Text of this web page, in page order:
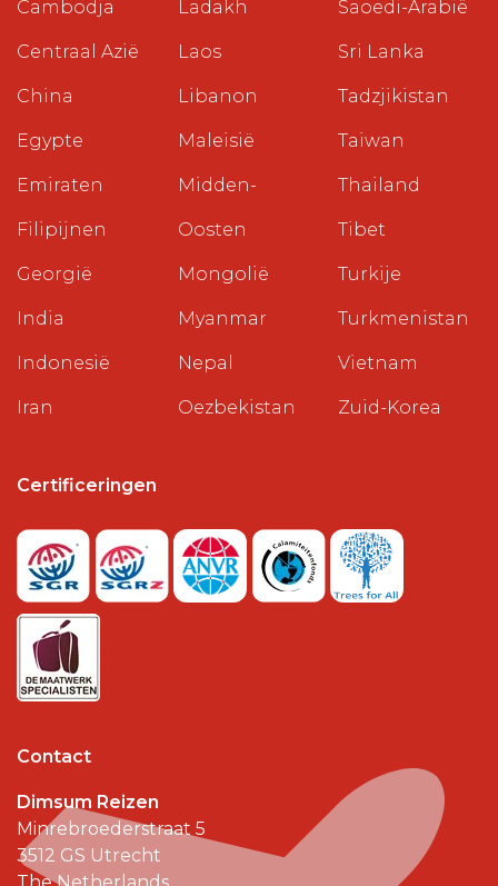
Cambodja
Centraal Azië
China
Egypte
Emiraten
Filipijnen
Georgië
India
Indonesië
Iran
Ladakh
Laos
Libanon
Maleisië
Midden-
Oosten
Mongolië
Myanmar
Nepal
Oezbekistan
Saoedi-Arabië
Sri Lanka
Tadzjikistan
Taiwan
Thailand
Tibet
Turkije
Turkmenistan
Vietnam
Zuid-Korea
Certificeringen
Contact
Dimsum Reizen
Minrebroederstraat 5
3512 GS Utrecht